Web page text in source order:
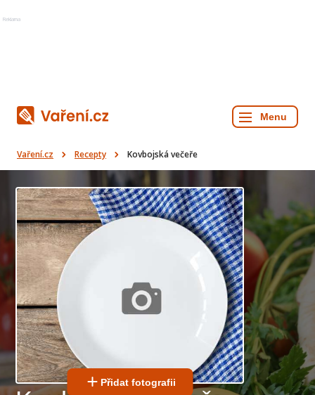
Reklama
Vaření.cz Recepty Kovbojská večeře
Přidat fotografii